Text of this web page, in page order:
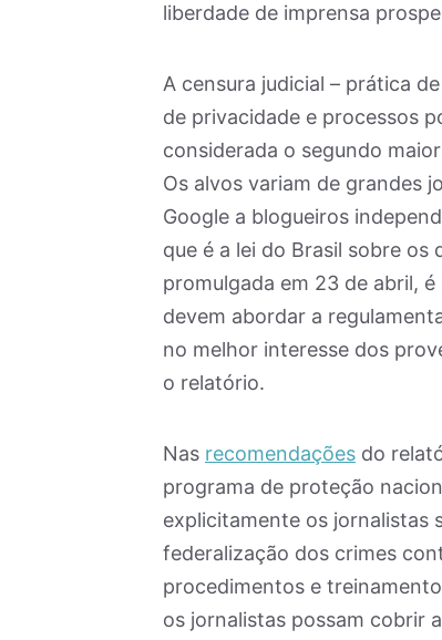
liberdade de imprensa
A censura judicial – prática
de privacidade e processos
considerada o segundo
Os alvos variam de grandes
Google a blogueiros
que é a lei do Brasil sobre
promulgada em 23 de abril,
devem abordar a
no melhor interesse dos
o relatório.
Nas recomendações do
programa de proteção
explicitamente os jornalistas
federalização dos crimes
procedimentos e
os jornalistas possam cobrir